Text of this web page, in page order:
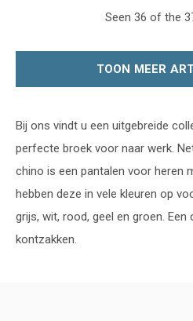
Seen 36 of the
TOON MEER
Bij ons vindt u een uitgebreide
perfecte broek voor naar werk.
chino is een pantalen voor heren
hebben deze in vele kleuren op
grijs, wit, rood, geel en groen.
kontzakken.